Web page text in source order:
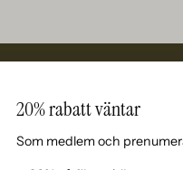
20% rabatt väntar
Som medlem och